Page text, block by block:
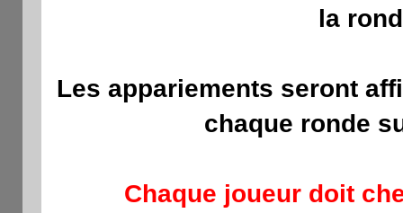
la
Les appariements seront
chaque ronde
Chaque joueur doit